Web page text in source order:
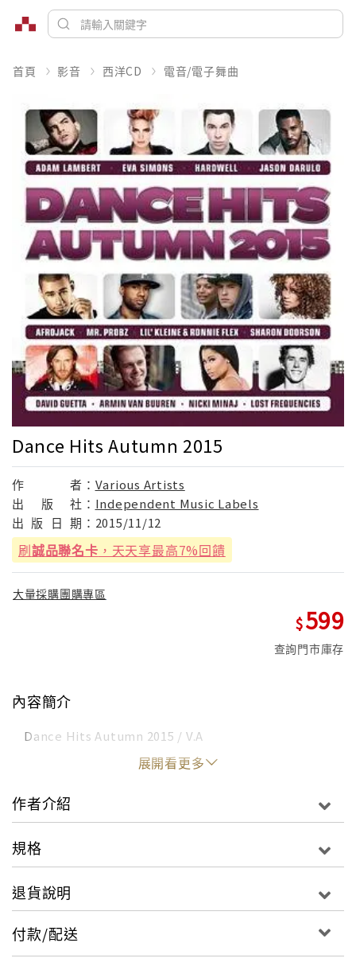
首頁 影音 西洋CD 電音/電子舞曲
Dance Hits Autumn 2015
作 者： Various Artists
出
版 社： Independent Music Labels
出 版 日 期： 2015/11/12
刷誠品聯名卡 ，天天享最高7%回饋
大量採購團購專區
599
查詢門市庫存
內容簡介
Dance Hits Autumn 2015 / V.A
展開看更多
作者介紹
規格
退貨說明
付款/配送